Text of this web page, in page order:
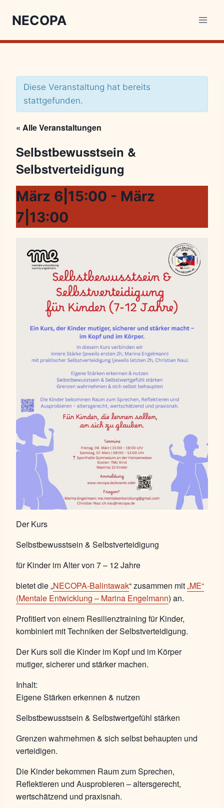
NECOPA
Diese Veranstaltung hat bereits
stattgefunden.
« Alle Veranstaltungen
Selbstbewusstsein &
Selbstverteidigung
März 6|15:00 - März
7|13:00
Der Kurs
Selbstbewusstsein & Selbstverteidigung
für Kinder im Alter von 7 – 12 Jahre
bietet die „NECOPA-Balintawak“ zusammen mit„ME“
(Mentale Entwicklung – Marina Engelmann) an.
Profitiert von einem Resilienztraining für Kinder,
kombiniert mit Techniken der Selbstverteidigung.
Der Kurs soll die Kinder im Kopf und im Körper
mutiger, sicherer und stärker machen.
Inhalt:
Eigene Stärken erkennen & nutzen
Selbstbewusstsein & Selbstwertgefühl stärken
Grenzen wahrnehmen & sich selbst behaupten und
verteidigen.
Die Kinder bekommen Raum zum Sprechen,
Reflektieren und Ausprobieren – altersgerecht,
wertschätzend und praxisnah.